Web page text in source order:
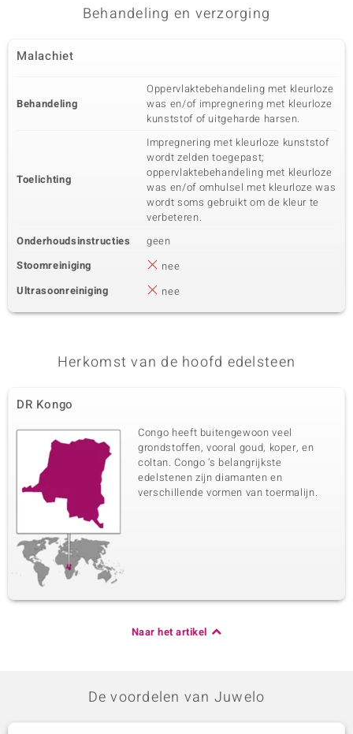
Behandeling en verzorging
Malachiet
Behandeling
Oppervlaktebehandeling met kleurloze
was en/of impregnering met kleurloze
kunststof of uitgeharde harsen.
Toelichting
Impregnering met kleurloze kunststof
wordt zelden toegepast;
oppervlaktebehandeling met kleurloze
was en/of omhulsel met kleurloze was
wordt soms gebruikt om de kleur te
verbeteren.
Onderhoudsinstructies
geen
Stoomreiniging
nee
Ultrasoonreiniging
nee
Herkomst van de hoofd edelsteen
DR Kongo
Congo heeft buitengewoon veel
grondstoffen, vooral goud, koper, en
coltan. Congo ’s belangrijkste
edelstenen zijn diamanten en
verschillende vormen van toermalijn.
Naar het artikel
De voordelen van Juwelo